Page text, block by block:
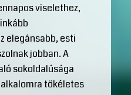
viselethez,
elegánsabb, esti
jobban. A
sokoldalúsága
tökéletes